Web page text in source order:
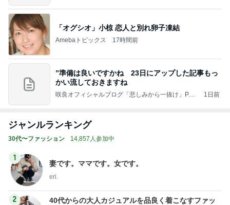
「オグシオ」小椋 恋人と別れ卵子凍結
Amebaトピックス 17時間前
”準備は良いですかね 23日にアップした記事もっ
かい流しておきますね
咲良オフィシャルブログ「悲しみから一抜け」Pow
1日前
ジャンルランキング
30代〜ファッション 14,857人参加中
1
妻です。ママです。女です。
eri.
2 40代からの大人カジュアルを品良く着こなすファッ